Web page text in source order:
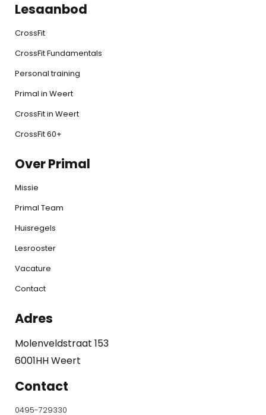
Lesaanbod
CrossFit
CrossFit Fundamentals
Personal training
Primal in Weert
CrossFit in Weert
CrossFit 60+
Over Primal
Missie
Primal Team
Huisregels
Lesrooster
Vacature
Contact
Adres
Molenveldstraat 153
6001HH Weert
Contact
0495-729330